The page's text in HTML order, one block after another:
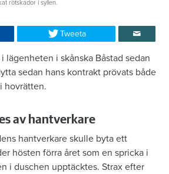
rötskador i syllen.
Tweeta
lägenheten i skånska Båstad sedan
sedan hans kontrakt prövats både
hovrätten.
av hantverkare
hantverkare skulle byta ett
hösten förra året som en spricka i
i duschen upptäcktes. Strax efter